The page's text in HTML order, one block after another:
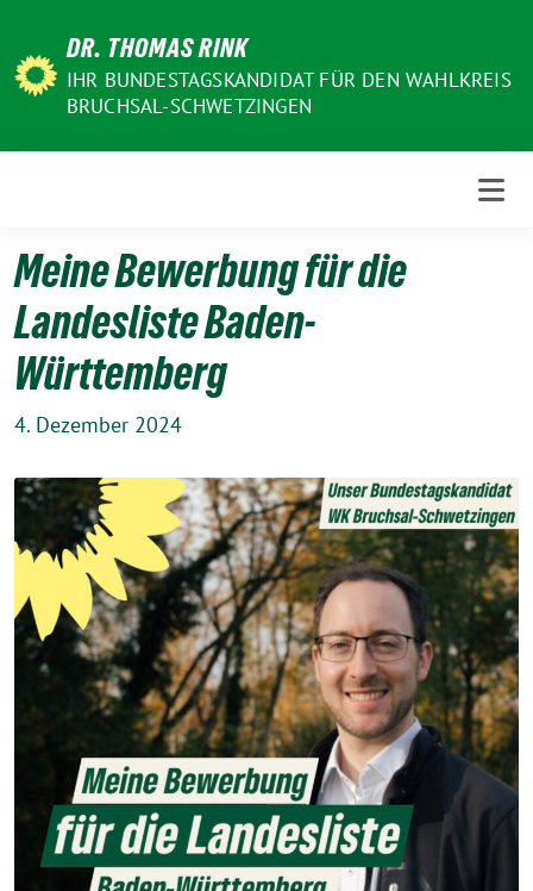
Inhalt
DR. THOMAS RINK
IHR BUNDESTAGSKANDIDAT FÜR DEN WAHLKREIS
BRUCHSAL-SCHWETZINGEN
Meine Bewerbung für die
Landesliste Baden-
Württemberg
4. Dezember 2024